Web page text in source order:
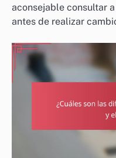
aconsejable consultar
antes de realizar